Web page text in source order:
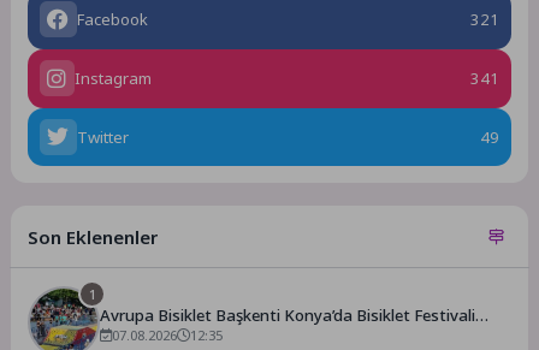
Facebook 321
Instagram 341
Twitter 49
Son Eklenenler
1
Avrupa Bisiklet Başkenti Konya’da Bisiklet Festivali
Heyecanı Başladı
07.08.2026 12:35